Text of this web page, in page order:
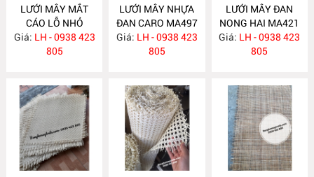
LƯỚI MÂY MẮT
CÁO LỖ NHỎ
MA522
Giá: LH - 0938 423
805
LƯỚI MÂY NHỰA
ĐAN CARO MA497
Giá: LH - 0938 423
805
LƯỚI MÂY ĐAN
NONG HAI MA421
Giá: LH - 0938 423
805